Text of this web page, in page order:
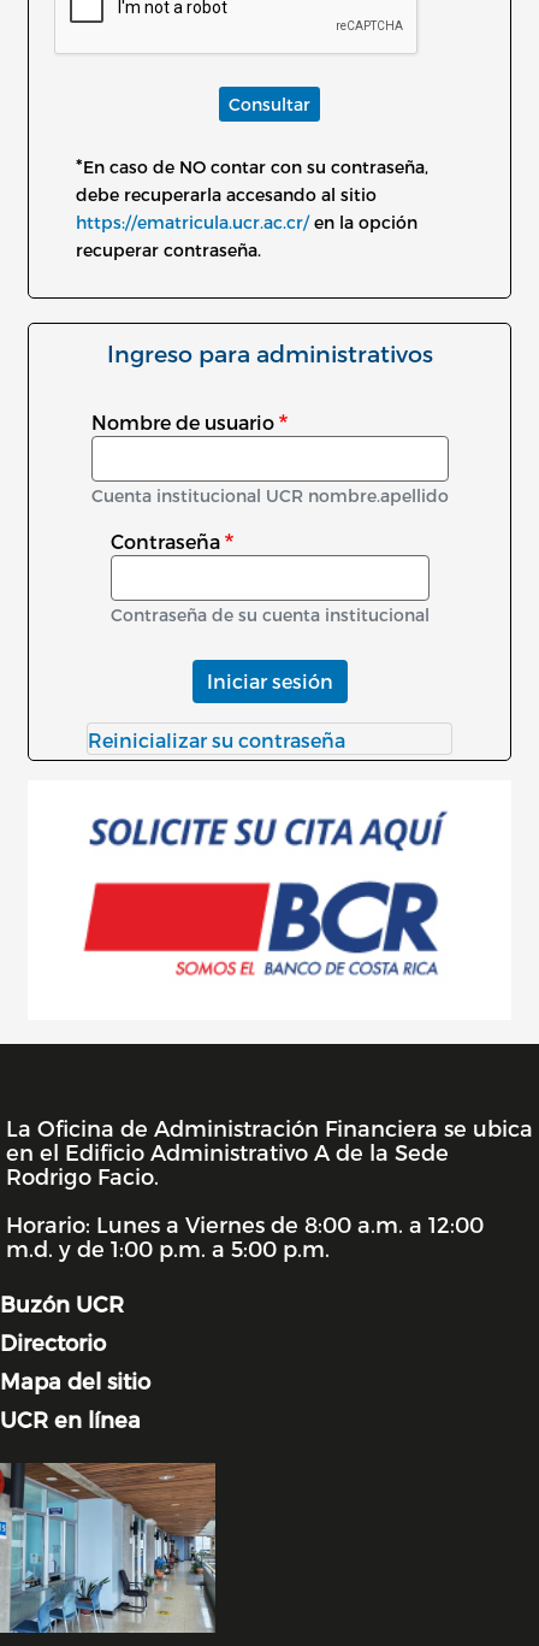
Consultar
*En caso de NO contar con su contraseña,
debe recuperarla accesando al sitio
https://ematricula.ucr.ac.cr/en la opción
recuperar contraseña.
Ingreso para administrativos
Nombre de usuario
Cuenta institucional UCR nombre.apellido
Contraseña
Contraseña de su cuenta institucional
Iniciar sesión
Reinicializar su contraseña
INFORMACIÓN DE LA UNIDAD
La Oficina de Administración Financiera se ubica
en el Edificio Administrativo A de la Sede
Rodrigo Facio.
Horario: Lunes a Viernes de 8:00 a.m. a 12:00
m.d. y de 1:00 p.m. a 5:00 p.m.
Buzón UCR
Directorio
Mapa del sitio
UCR en línea
Image